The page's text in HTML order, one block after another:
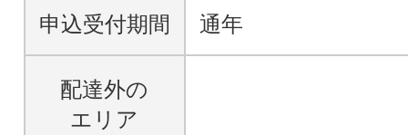
申込受付期間 通年
配達外の
エリア